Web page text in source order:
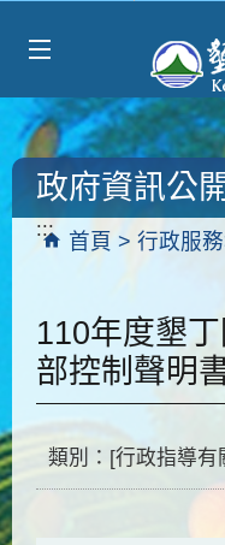
:::
首頁 行政服務
政府資訊公開
110年度墾
部控制聲明
類別：[行政指導有